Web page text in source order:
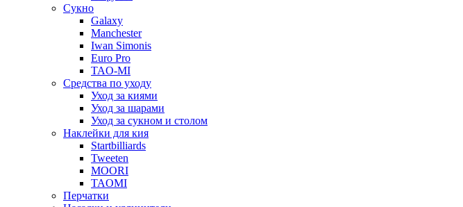
Сукно
Galaxy
Manchester
Iwan Simonis
Euro Pro
TAO-MI
Средства по уходу
Уход за киями
Уход за шарами
Уход за сукном и столом
Наклейки для кия
Startbilliards
Tweeten
MOORI
TAOMI
Перчатки